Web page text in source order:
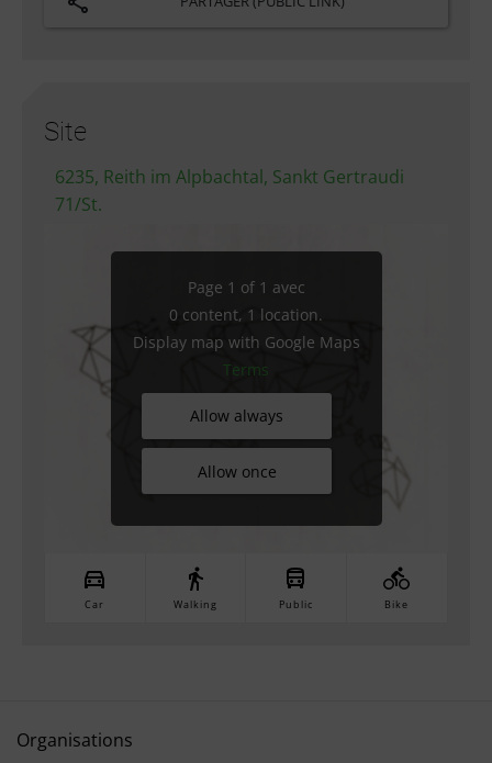
Site
6235, Reith im Alpbachtal, Sankt Gertraudi
71/St.
Page 1 of 1 avec
0 content, 1 location.
Display map with Google Maps
Terms
Allow always
Allow once
Car Walking Public Bike
Organisations